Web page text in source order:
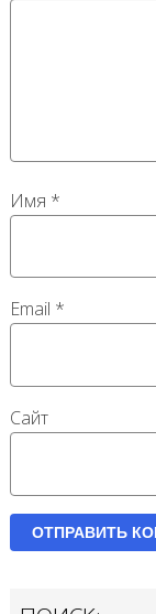
Имя *
Email *
Сайт